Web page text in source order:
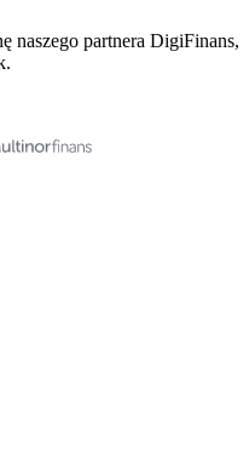
naszego partnera DigiFinans,